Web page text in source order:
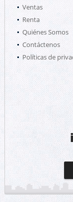
Ventas
Renta
Quiénes Somos
Contáctenos
Políticas de